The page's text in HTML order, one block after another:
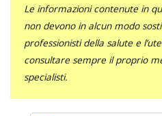
Le informazioni contenute in
non devono in alcun modo
professionisti della salute e
consultare sempre il proprio
specialisti.